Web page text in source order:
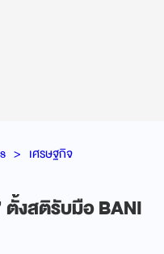
เศรษฐกิจ
ตั้งสติรับมือ BANI